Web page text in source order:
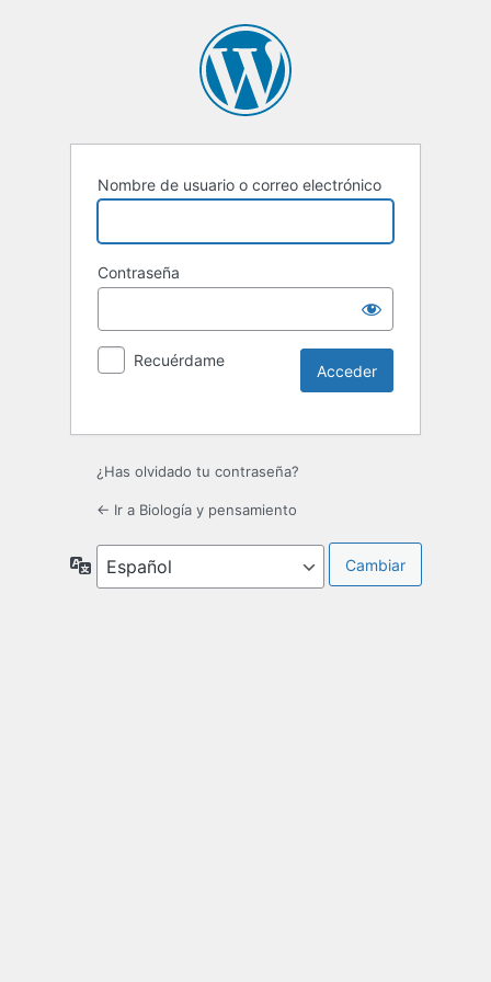
Nombre de usuario o correo electrónico
Contraseña
Recuérdame
¿Has olvidado tu contraseña?
← Ir a Biología y pensamiento
Idioma